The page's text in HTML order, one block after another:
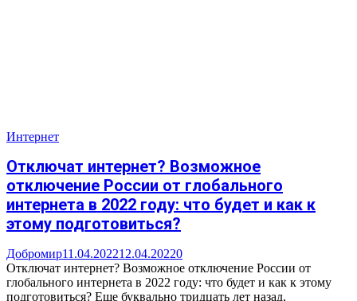
Интернет
Отключат интернет? Возможное
отключение России от глобального
интернета в 2022 году: что будет и как к
этому подготовиться?
Добромир11.04.202212.04.20220
Отключат интернет? Возможное отключение России от
глобального интернета в 2022 году: что будет и как к этому
подготовиться? Еще буквально тридцать лет назад,